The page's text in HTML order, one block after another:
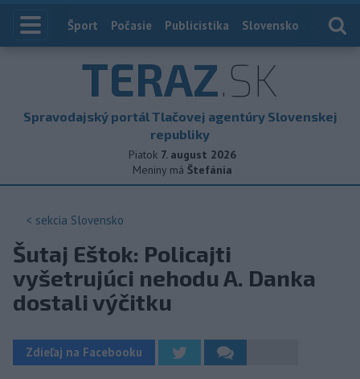
Index
Šport Počasie Publicistika Slovensko
TERAZ.SK
Spravodajský portál Tlačovej agentúry Slovenskej
republiky
Piatok 7. august 2026
Meniny má Štefánia
< sekcia Slovensko
Šutaj Eštok: Policajti
vyšetrujúci nehodu A. Danka
dostali výčitku
Zdieľaj na Facebooku